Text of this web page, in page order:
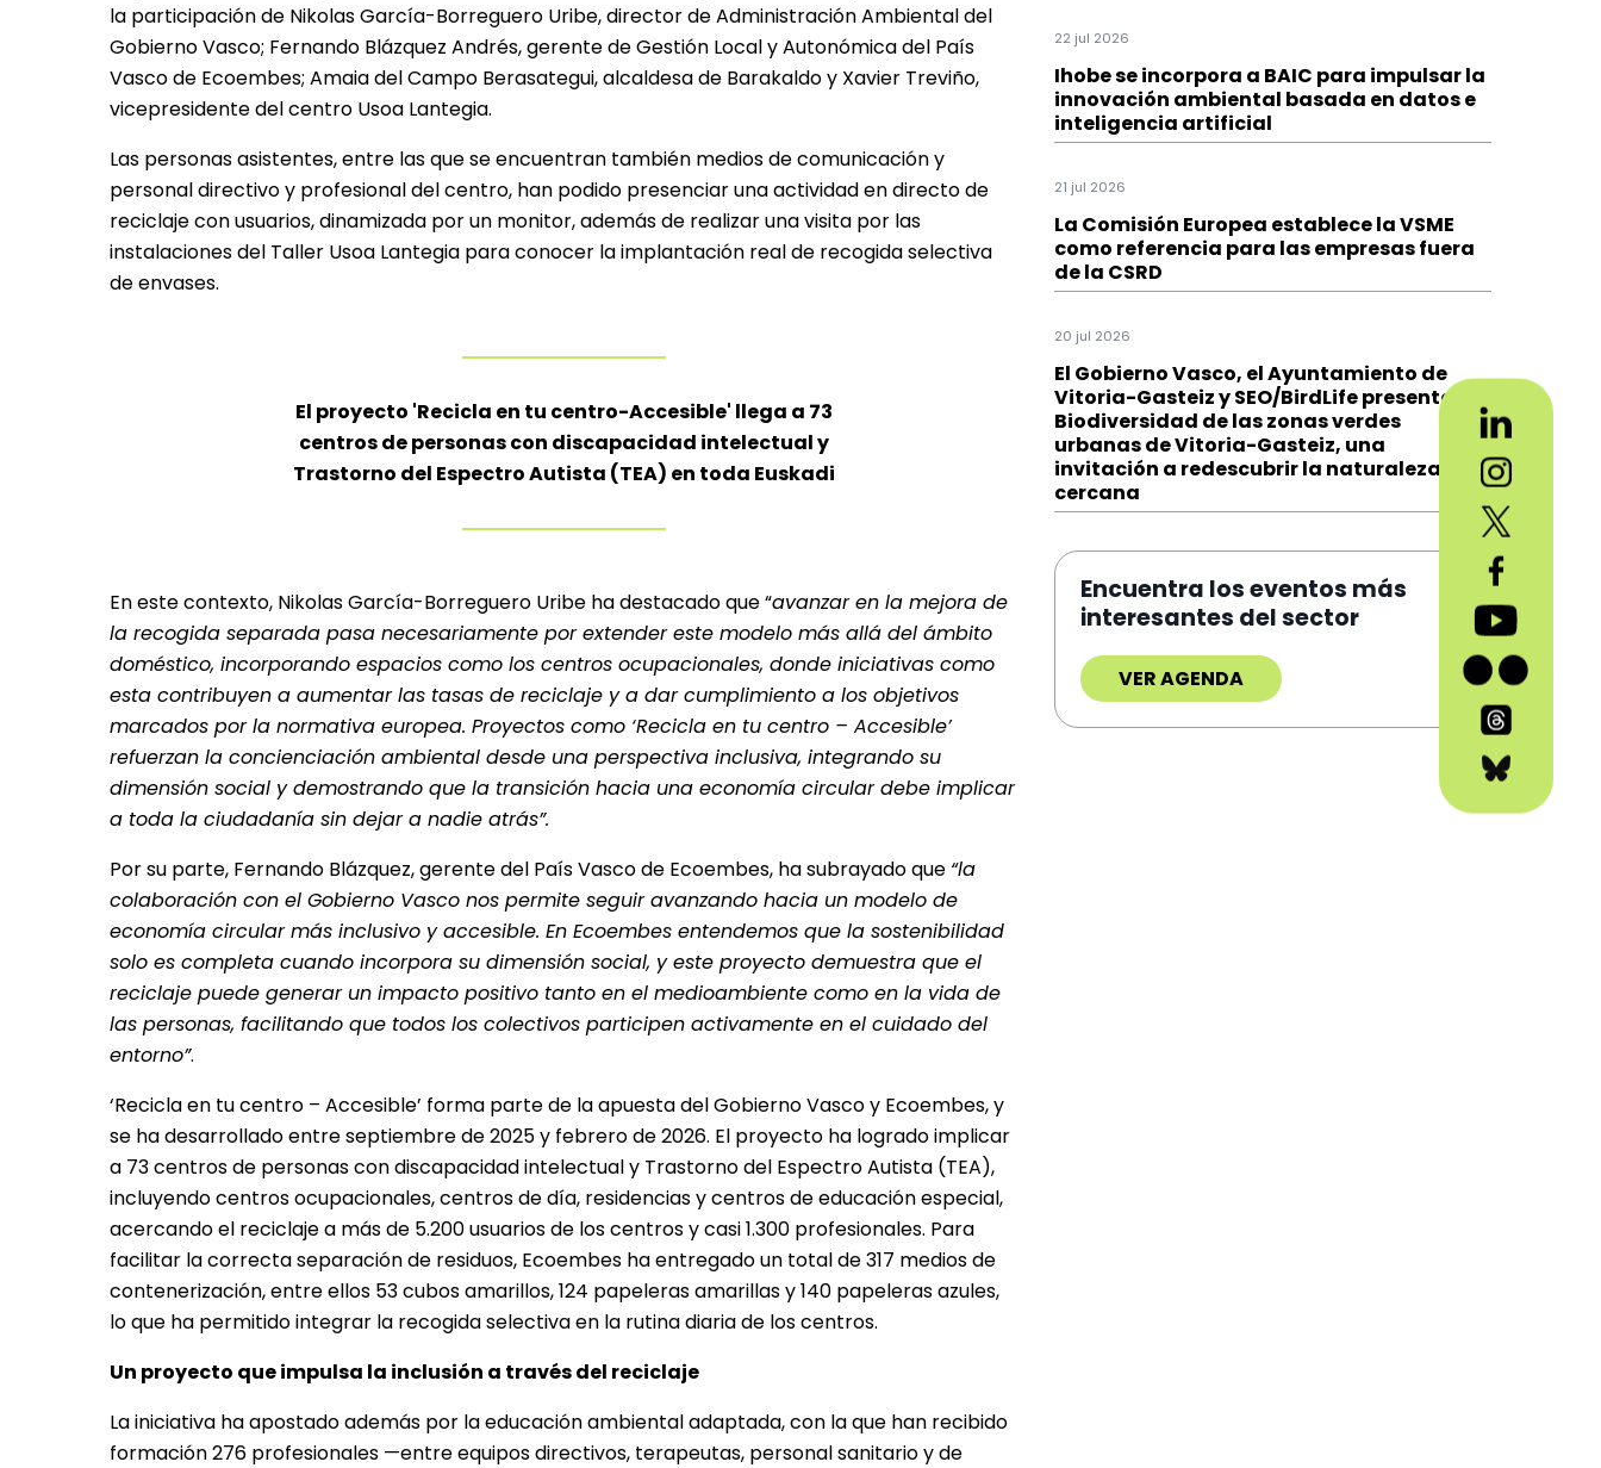
la participación de Nikolas García-Borreguero Uribe, director de Administración Ambiental del
Gobierno Vasco; Fernando Blázquez Andrés, gerente de Gestión Local y Autonómica del País
Vasco de Ecoembes; Amaia del Campo Berasategui, alcaldesa de Barakaldo y Xavier Treviño,
vicepresidente del centro Usoa Lantegia.
Las personas asistentes, entre las que se encuentran también medios de comunicación y
personal directivo y profesional del centro, han podido presenciar una actividad en directo de
reciclaje con usuarios, dinamizada por un monitor, además de realizar una visita por las
instalaciones del Taller Usoa Lantegia para conocer la implantación real de recogida selectiva
de envases.
El proyecto 'Recicla en tu centro-Accesible' llega a 73
centros de personas con discapacidad intelectual y
Trastorno del Espectro Autista (TEA) en toda Euskadi
En este contexto, Nikolas García-Borreguero Uribe ha destacado que “avanzar en la mejora de
la recogida separada pasa necesariamente por extender este modelo más allá del ámbito
doméstico, incorporando espacios como los centros ocupacionales, donde iniciativas como
esta contribuyen a aumentar las tasas de reciclaje y a dar cumplimiento a los objetivos
marcados por la normativa europea. Proyectos como ‘Recicla en tu centro – Accesible’
refuerzan la concienciación ambiental desde una perspectiva inclusiva, integrando su
dimensión social y demostrando que la transición hacia una economía circular debe implicar
a toda la ciudadanía sin dejar a nadie atrás”.
Por su parte, Fernando Blázquez, gerente del País Vasco de Ecoembes, ha subrayado que “la
colaboración con el Gobierno Vasco nos permite seguir avanzando hacia un modelo de
economía circular más inclusivo y accesible. En Ecoembes entendemos que la sostenibilidad
solo es completa cuando incorpora su dimensión social, y este proyecto demuestra que el
reciclaje puede generar un impacto positivo tanto en el medioambiente como en la vida de
las personas, facilitando que todos los colectivos participen activamente en el cuidado del
entorno”.
‘Recicla en tu centro – Accesible’ forma parte de la apuesta del Gobierno Vasco y Ecoembes, y
se ha desarrollado entre septiembre de 2025 y febrero de 2026. El proyecto ha logrado implicar
a 73 centros de personas con discapacidad intelectual y Trastorno del Espectro Autista (TEA),
incluyendo centros ocupacionales, centros de día, residencias y centros de educación especial,
acercando el reciclaje a más de 5.200 usuarios de los centros y casi 1.300 profesionales. Para
facilitar la correcta separación de residuos, Ecoembes ha entregado un total de 317 medios de
contenerización, entre ellos 53 cubos amarillos, 124 papeleras amarillas y 140 papeleras azules,
lo que ha permitido integrar la recogida selectiva en la rutina diaria de los centros.
Un proyecto que impulsa la inclusión a través del reciclaje
La iniciativa ha apostado además por la educación ambiental adaptada, con la que han recibido
formación 276 profesionales —entre equipos directivos, terapeutas, personal sanitario y de
22 jul 2026
Ihobe se incorpora a BAIC para impulsar la
innovación ambiental basada en datos e
inteligencia artificial
21 jul 2026
La Comisión Europea establece la VSME
como referencia para las empresas fuera
de la CSRD
20 jul 2026
El Gobierno Vasco, el Ayuntamiento de
Vitoria-Gasteiz y SEO/BirdLife presentan
Biodiversidad de las zonas verdes
urbanas de Vitoria-Gasteiz, una
invitación a redescubrir la naturaleza
cercana
Encuentra los eventos más
interesantes del sector
VER AGENDA